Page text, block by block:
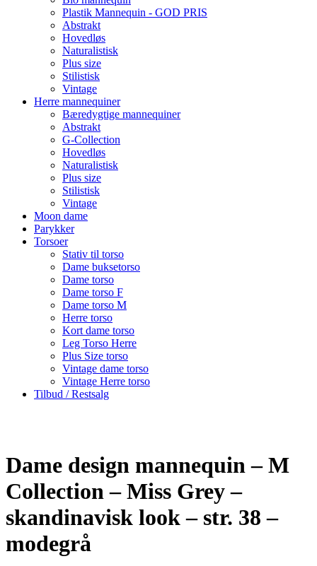
Plastik Mannequin - GOD PRIS
Abstrakt
Hovedløs
Naturalistisk
Plus size
Stilistisk
Vintage
Herre mannequiner
Bæredygtige mannequiner
Abstrakt
G-Collection
Hovedløs
Naturalistisk
Plus size
Stilistisk
Vintage
Moon dame
Parykker
Torsoer
Stativ til torso
Dame buksetorso
Dame torso
Dame torso F
Dame torso M
Herre torso
Kort dame torso
Leg Torso Herre
Plus Size torso
Vintage dame torso
Vintage Herre torso
Tilbud / Restsalg
Dame design mannequin – M
Collection – Miss Grey –
skandinavisk look – str. 38 –
modegrå